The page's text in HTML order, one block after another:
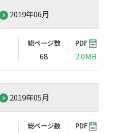
2019年06月
総ページ数
68
PDF
2.0MB
2019年05月
総ページ数 PDF